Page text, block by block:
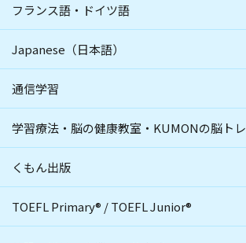
フランス語・ドイツ語
Japanese（日本語）
通信学習
学習療法・脳の健康教室・KUMONの脳トレ
くもん出版
TOEFL Primary® /TOEFL Junior®